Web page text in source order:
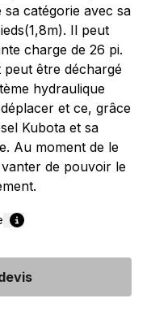
catégorie avec sa
Il peut
charge de 26 pi.
peut être déchargé
hydraulique
et ce, grâce
Kubota et sa
Au moment de le
de pouvoir le